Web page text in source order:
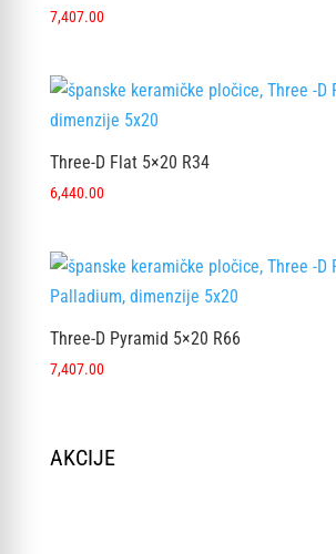
7,407.00
Three-D Flat 5×20 R34
6,440.00
Three-D Pyramid 5×20 R66
7,407.00
AKCIJE